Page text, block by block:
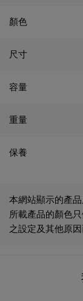
顏色
尺寸
容量
重量
保養
本網站顯示的產
所載產品的顏色
之設定及其他原